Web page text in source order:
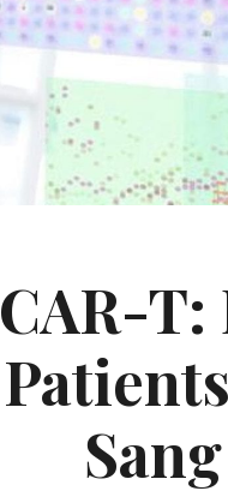
CAR-T: